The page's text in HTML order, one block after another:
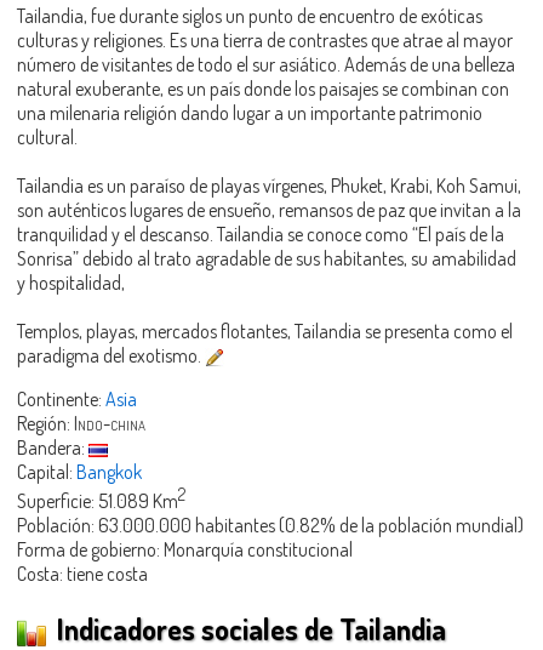
Tailandia, fue durante siglos un punto de encuentro de exóticas
culturas y religiones. Es una tierra de contrastes que atrae al mayor
número de visitantes de todo el sur asiático. Además de una belleza
natural exuberante, es un país donde los paisajes se combinan con
una milenaria religión dando lugar a un importante patrimonio
cultural.
Tailandia es un paraíso de playas vírgenes, Phuket, Krabi, Koh Samui,
son auténticos lugares de ensueño, remansos de paz que invitan a la
tranquilidad y el descanso. Tailandia se conoce como “El país de la
Sonrisa” debido al trato agradable de sus habitantes, su amabilidad
y hospitalidad,
Templos, playas, mercados flotantes, Tailandia se presenta como el
paradigma del exotismo.
Continente: Asia
Región: Indo-china
Bandera:
Capital: Bangkok
Superficie: 51.089 Km2
Población: 63.000.000 habitantes (0.82% de la población mundial)
Forma de gobierno: Monarquía constitucional
Costa: tiene costa
Indicadores sociales de Tailandia